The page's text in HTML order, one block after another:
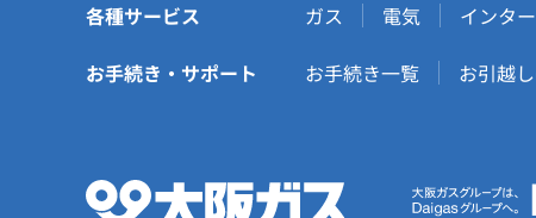
各種サービス ガス 電気 インタ
お手続き・サポート
お手続き一覧 お引越